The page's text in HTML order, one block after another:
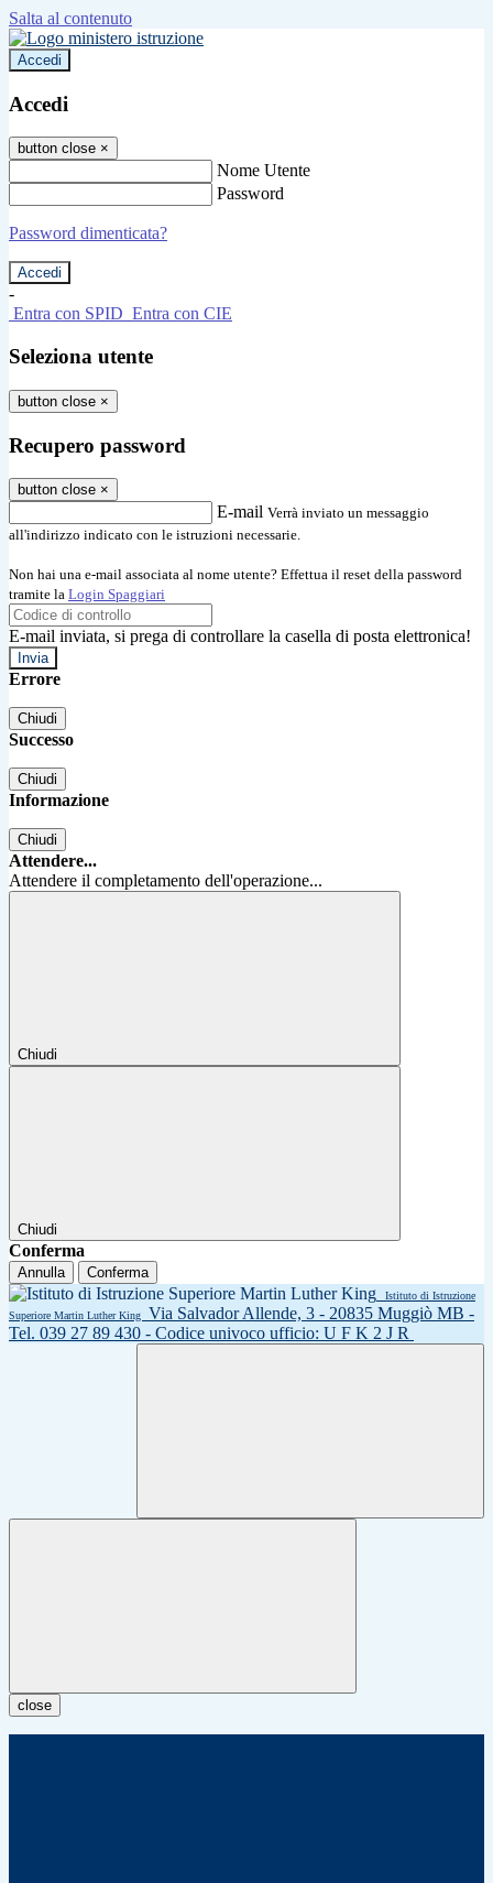
Salta al contenuto
Accedi
Accedi
button close ×
Nome Utente
Password
Password dimenticata?
-
Entra con SPID Entra con CIE
Seleziona utente
button close ×
Recupero password
button close ×
E-mail Verrà inviato un messaggio
all'indirizzo indicato con le istruzioni necessarie.
Non hai una e-mail associata al nome utente? Effettua il reset della password
tramite la Login Spaggiari
E-mail inviata, si prega di controllare la casella di posta elettronica!
Errore
Chiudi
Successo
Chiudi
Informazione
Chiudi
Attendere...
Attendere il completamento dell'operazione...
Chiudi
Chiudi
Conferma
Annulla Conferma
Istituto di Istruzione
Superiore Martin Luther King
Via Salvador Allende, 3 - 20835 Muggiò MB -
Tel. 039 27 89 430 - Codice univoco ufficio: U F K 2 J R
close